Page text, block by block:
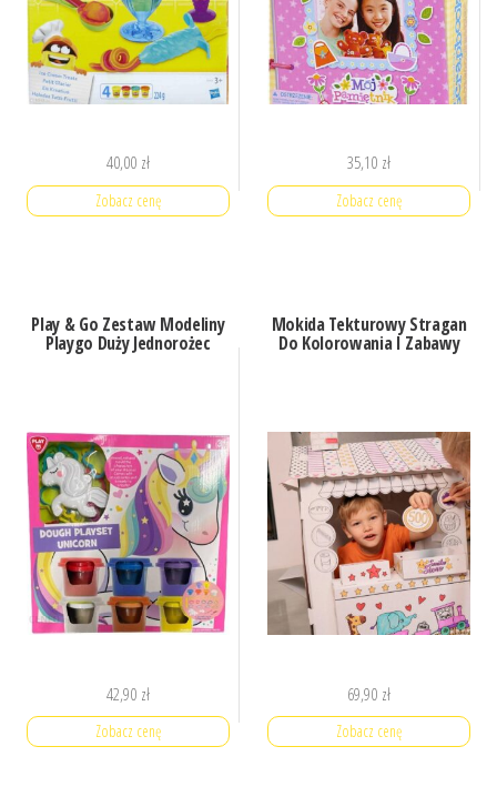
40,00 zł
Zobacz cenę
35,10 zł
Zobacz cenę
Play & Go Zestaw Modeliny
Playgo Duży Jednorożec
42,90 zł
Zobacz cenę
Mokida Tekturowy Stragan
Do Kolorowania I Zabawy
69,90 zł
Zobacz cenę